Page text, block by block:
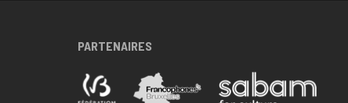
PARTENAIRES